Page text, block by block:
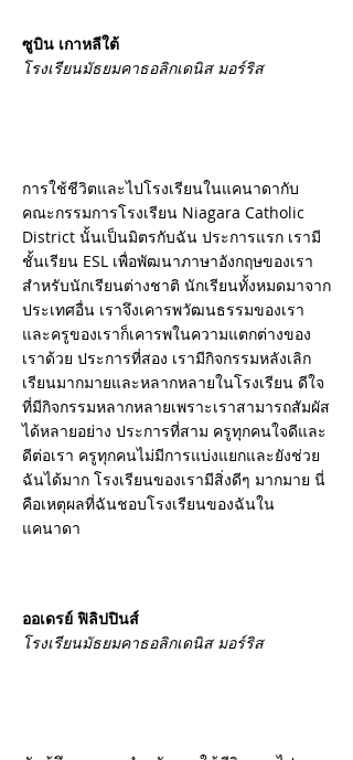
ซูบิน เกาหลีใต้
โรงเรียนมัธยมคาธอลิกเดนิส มอร์ริส
การใช้ชีวิตและไปโรงเรียนในแคนาดากับ
คณะกรรมการโรงเรียน Niagara Catholic
District นั้นเป็นมิตรกับฉัน ประการแรก เรามี
ชั้นเรียน ESL เพื่อพัฒนาภาษาอังกฤษของเรา
สำหรับนักเรียนต่างชาติ นักเรียนทั้งหมดมาจาก
ประเทศอื่น เราจึงเคารพวัฒนธรรมของเรา
และครูของเราก็เคารพในความแตกต่างของ
เราด้วย ประการที่สอง เรามีกิจกรรมหลังเลิก
เรียนมากมายและหลากหลายในโรงเรียน ดีใจ
ที่มีกิจกรรมหลากหลายเพราะเราสามารถสัมผัส
ได้หลายอย่าง ประการที่สาม ครูทุกคนใจดีและ
ดีต่อเรา ครูทุกคนไม่มีการแบ่งแยกและยังช่วย
ฉันได้มาก โรงเรียนของเรามีสิ่งดีๆ มากมาย นี่
คือเหตุผลที่ฉันชอบโรงเรียนของฉันใน
แคนาดา
ออเดรย์ ฟิลิปปินส์
โรงเรียนมัธยมคาธอลิกเดนิส มอร์ริส